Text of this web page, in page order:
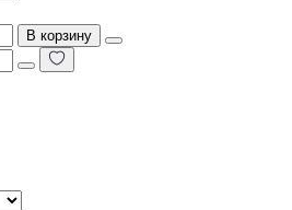
В корзину